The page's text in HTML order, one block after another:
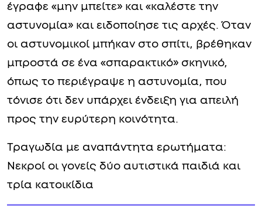
έγραφε «μην μπείτε» και «καλέστε την
αστυνομία» και ειδοποίησε τις αρχές. Όταν
οι αστυνομικοί μπήκαν στο σπίτι, βρέθηκαν
μπροστά σε ένα «σπαρακτικό» σκηνικό,
όπως το περιέγραψε η αστυνομία, που
τόνισε ότι δεν υπάρχει ένδειξη για απειλή
προς την ευρύτερη κοινότητα.
Τραγωδία με αναπάντητα ερωτήματα:
Νεκροί οι γονείς δύο αυτιστικά παιδιά και
τρία κατοικίδια